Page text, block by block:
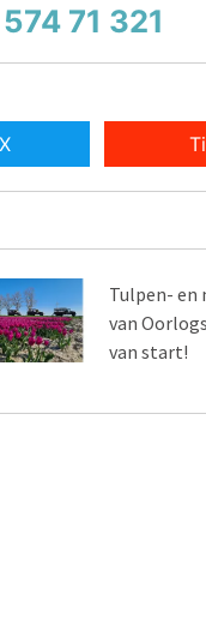
71 321
Tulpen-
van
van start!